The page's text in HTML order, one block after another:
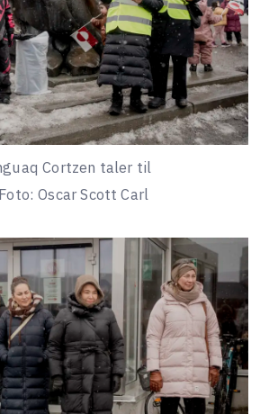
Cortzen taler til
Foto: Oscar Scott Carl